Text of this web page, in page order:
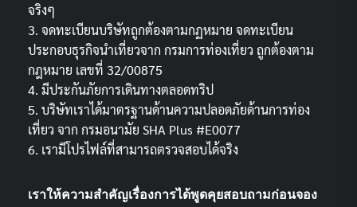
จริงๆ
3. จดทะเบียนบริษัทถูกต้องตามกฏหมาย จดทะเบียน
ประกอบธุรกิจนำเที่ยวจาก กรมการท่องเที่ยว ถูกต้องตาม
กฎหมาย เลขที่ 32/00875
4. มีประกันภัยการเดินทางตลอดทริป
5. บริษัทเราได้มาตรฐานด้านความปลอดภัยด้านการท่อง
เที่ยว จาก กรมอนามัย SHA Plus #E0077
6. เรามีโปรไฟล์ที่สามารถตรวจสอบได้จริง
เราให้ความสำคัญเรื่องการได้พูดคุยสอบถามก่อนจอง